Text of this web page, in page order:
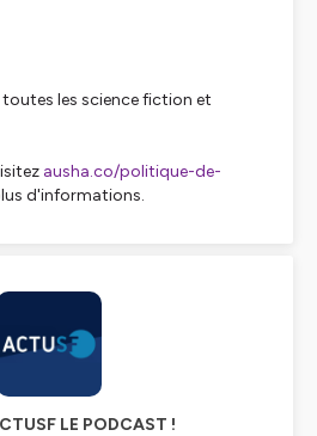
les science fiction et
ausha.co/politique-de-
d'informations.
LE PODCAST !